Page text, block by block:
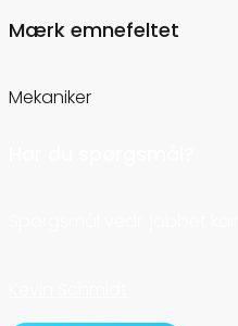
Mærk emnefeltet
Mekaniker